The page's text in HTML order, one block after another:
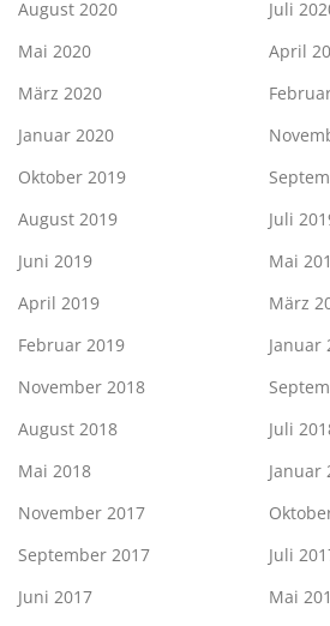
August 2020
Juli
Mai 2020
April
März 2020
Januar 2020
Oktober 2019
August 2019
Juli
Juni 2019
Mai
April 2019
März
Februar 2019
Januar
November 2018
August 2018
Juli
Mai 2018
Januar
November 2017
September 2017
Juli
Juni 2017
Mai